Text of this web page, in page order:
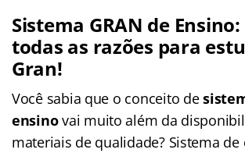
Sistema GRAN de
todas as razões para
Gran!
Você sabia que o conceito de
ensinovai muito além da
materiais de qualidade? Sistema de